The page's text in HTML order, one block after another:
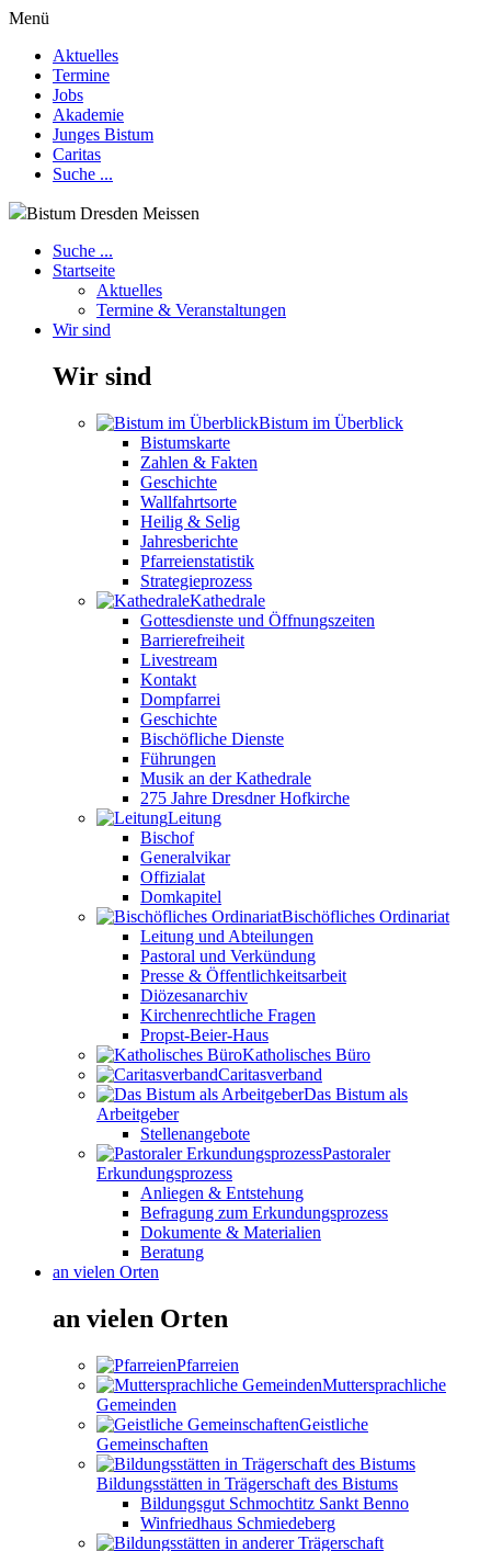
Menü
Aktuelles
Termine
Jobs
Akademie
Junges Bistum
Caritas
Suche ...
Bistum Dresden Meissen
Suche ...
Startseite
Aktuelles
Termine & Veranstaltungen
Wir sind
Wir sind
Bistum im Überblick
Bistumskarte
Zahlen & Fakten
Geschichte
Wallfahrtsorte
Heilig & Selig
Jahresberichte
Pfarreienstatistik
Strategieprozess
Kathedrale
Gottesdienste und Öffnungszeiten
Barrierefreiheit
Livestream
Kontakt
Dompfarrei
Geschichte
Bischöfliche Dienste
Führungen
Musik an der Kathedrale
275 Jahre Dresdner Hofkirche
Leitung
Bischof
Generalvikar
Offizialat
Domkapitel
Bischöfliches Ordinariat
Leitung und Abteilungen
Pastoral und Verkündung
Presse & Öffentlichkeitsarbeit
Diözesanarchiv
Kirchenrechtliche Fragen
Propst-Beier-Haus
Katholisches Büro
Caritasverband
Das Bistum als
Arbeitgeber
Stellenangebote
Pastoraler
Erkundungsprozess
Anliegen & Entstehung
Befragung zum Erkundungsprozess
Dokumente & Materialien
Beratung
an vielen Orten
an vielen Orten
Pfarreien
Muttersprachliche
Gemeinden
Geistliche
Gemeinschaften
Bildungsstätten in Trägerschaft des Bistums
Bildungsgut Schmochtitz Sankt Benno
Winfriedhaus Schmiedeberg